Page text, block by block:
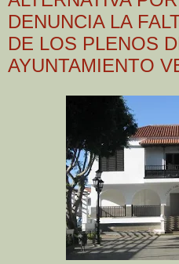
DENUNCIA LA
DE LOS PLENOS
AYUNTAMIENTO